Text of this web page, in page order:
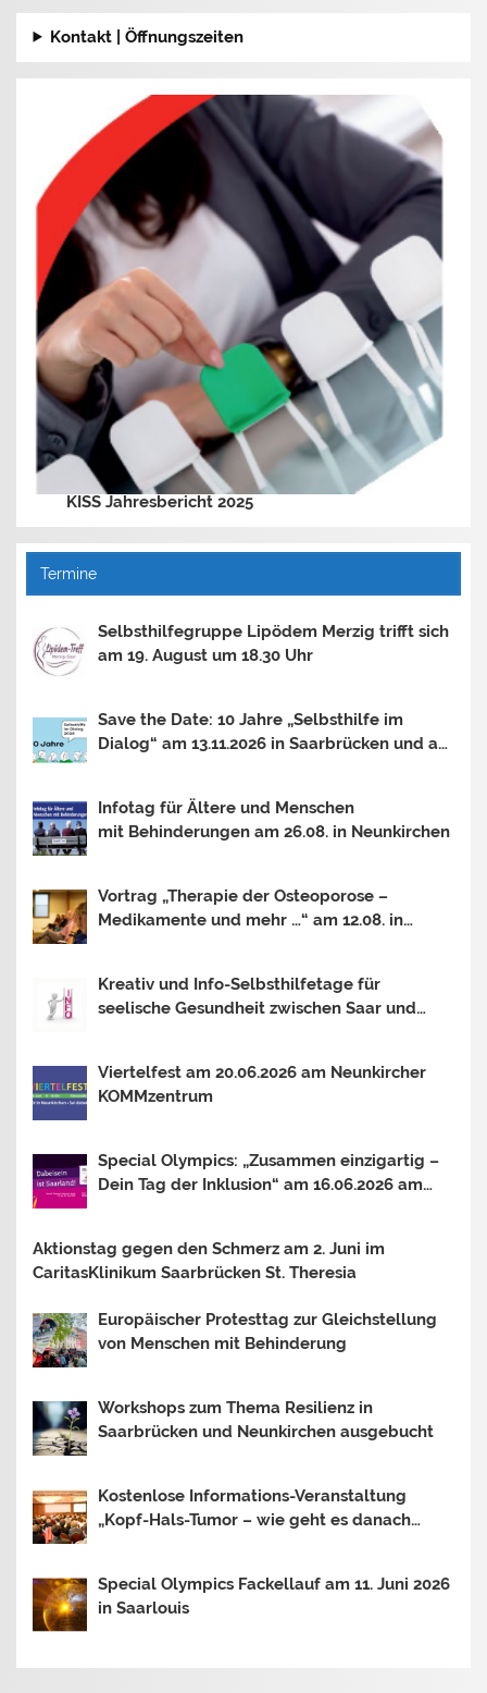
Kontakt | Öffnungszeiten
KISS Jahresbericht 2025
Termine
Selbsthilfegruppe Lipödem Merzig trifft sich
am 19. August um 18.30 Uhr
Save the Date: 10 Jahre „Selbsthilfe im
Dialog“ am 13.11.2026 in Saarbrücken und am
Infotag für Ältere und Menschen
mit Behinderungen am 26.08. in Neunkirchen
Vortrag „Therapie der Osteoporose –
Medikamente und mehr …“ am 12.08. in
Kreativ und Info-Selbsthilfetage für
seelische Gesundheit zwischen Saar und
INSIDER?
Viertelfest am 20.06.2026 am Neunkircher
KOMMzentrum
Special Olympics: „Zusammen einzigartig –
Dein Tag der Inklusion“ am 16.06.2026 am
Aktionstag gegen den Schmerz am 2. Juni im
CaritasKlinikum Saarbrücken St. Theresia
Europäischer Protesttag zur Gleichstellung
von Menschen mit Behinderung
Workshops zum Thema Resilienz in
Saarbrücken und Neunkirchen ausgebucht
Kostenlose Informations-Veranstaltung
„Kopf-Hals-Tumor – wie geht es danach
Special Olympics Fackellauf am 11. Juni 2026
in Saarlouis